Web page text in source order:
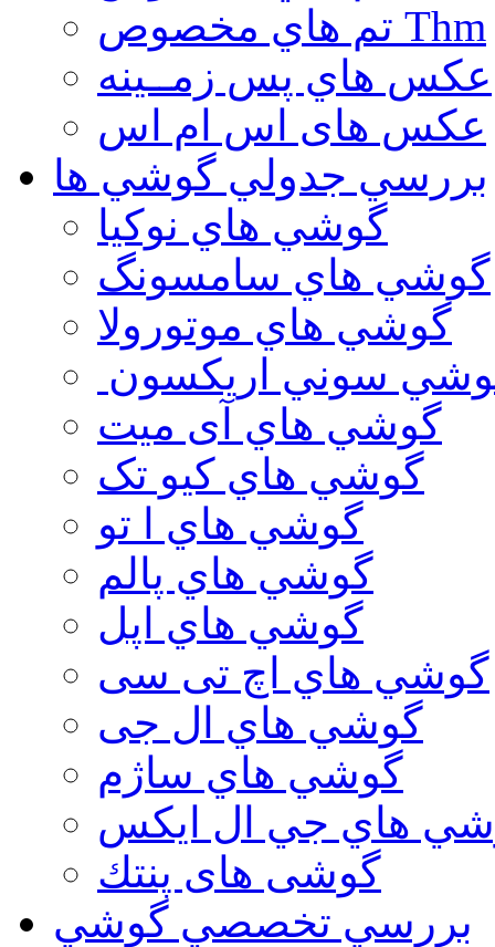
تم هاي مخصوص Thm
عكس هاي پس زمــينه
عكس های اس ام اس
بررسي جدولي گوشي ها
گوشي هاي نوكيا
گوشي هاي سامسونگ
گوشي هاي موتورولا
سوني اريكسون
گوشي هاي آی میت
گوشي هاي کیو تک
گوشي هاي ا تو
گوشي هاي پالم
گوشي هاي اپل
گوشي هاي اچ تی سی
گوشي هاي ال جی
گوشي هاي ساژم
هاي جي ال ايكس
گوشی های پنتك
بررسي تخصصي گوشي